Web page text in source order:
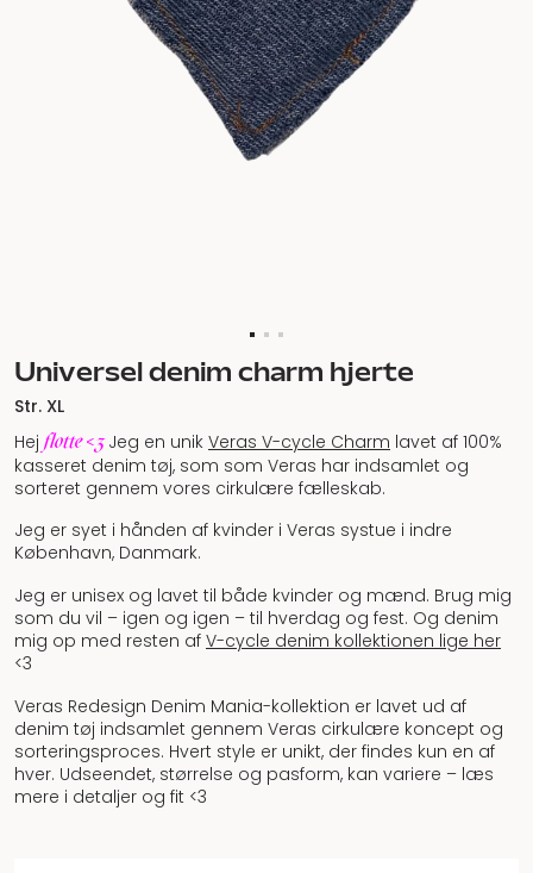
Universel denim charm hjerte
Str. XL
Hej flotte <3 Jeg en unik Veras V-cycle Charm lavet af 100%
kasseret denim tøj, som som Veras har indsamlet og
sorteret gennem vores cirkulære fælleskab.
Jeg er syet i hånden af kvinder i Veras systue i indre
København, Danmark.
Jeg er unisex og lavet til både kvinder og mænd. Brug mig
som du vil – igen og igen – til hverdag og fest. Og denim
mig op med resten af V-cycle denim kollektionen lige her
<3
Veras Redesign Denim Mania-kollektion er lavet ud af
denim tøj indsamlet gennem Veras cirkulære koncept og
sorteringsproces. Hvert style er unikt, der findes kun en af
hver. Udseendet, størrelse og pasform, kan variere – læs
mere i detaljer og fit <3